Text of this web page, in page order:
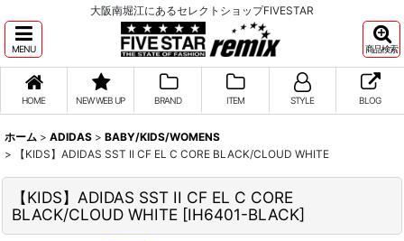
大阪南堀江にあるセレクトショップFIVESTAR
MENU 商品検索
HOME NEW WEB UP BRAND ITEM STYLE BLOG
ホーム > ADIDAS > BABY/KIDS/WOMENS
>
【KIDS】ADIDAS SST II CF EL C CORE BLACK/CLOUD WHITE
【KIDS】ADIDAS SST II CF EL C CORE
BLACK/CLOUD WHITE [IH6401-BLACK]